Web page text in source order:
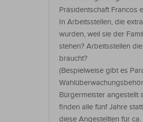
Präsidentschaft Francos
In Arbeitsstellen, die
wurden, weil sie der
stehen? Arbeitsstellen
braucht?
(Bespielweise gibt es
Bürgermeister angestellt
finden alle fünf Jahre
diese Angestellten für